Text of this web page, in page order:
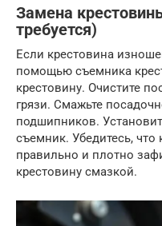
Замена
требуется)
Если крестовина
помощью съемника
крестовину. Очистите
грязи. Смажьте
подшипников.
съемник. Убедитесь, что
правильно и плотно
крестовину смазкой.